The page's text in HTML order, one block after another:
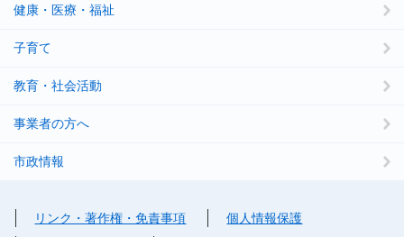
健康・医療・福祉
子育て
教育・社会活動
事業者の方へ
市政情報
リンク・著作権・免責事項
個人情報保護